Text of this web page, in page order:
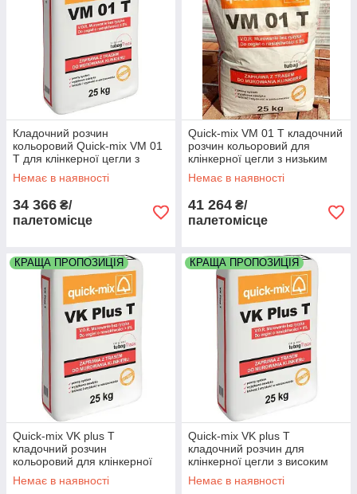
Кладочний розчин
кольоровий Quick-mix VM 01
T для клінкерної цегли з
низьким водопоглинанням
сталевий палета 48 мішків
Немає в наявності
34 366 ₴/
палетомісце
Quick-mix VM 01 T кладочний
розчин кольоровий для
клінкерної цегли з низьким
водопоглинанням колір
чорний палета 48 мішків
Немає в наявності
41 264 ₴/
палетомісце
КРАЩА ПРОПОЗИЦІЯ
Quick-mix VK plus T
кладочний розчин
кольоровий для клінкерної
цегли з високим
водопоглинанням колір сірий
Немає в наявності
КРАЩА ПРОПОЗИЦІЯ
Quick-mix VK plus T
кладочний розчин для
клінкерної цегли з високим
водопоглинанням колір білий
палета 48 мішків
Немає в наявності